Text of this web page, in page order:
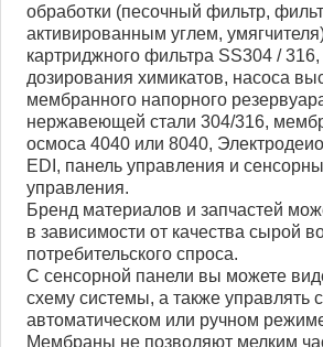
обработки (песочный фильтр,
активированным углем,
картриджного фильтра SS304 / 316,
дозирования химикатов, насоса
мембранного напорного
нержавеющей стали 304/316,
осмоса 4040 или 8040,
EDI, панель управления и
управления.
Бренд материалов и запчастей
в зависимости от качества сырой
потребительского спроса.
С сенсорной панели вы можете
схему системы, а также управлять
автоматическом или ручном
Мембраны не позволяют мелким